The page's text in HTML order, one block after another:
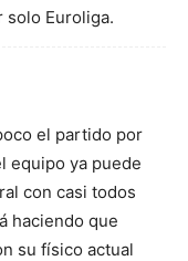
solo Euroliga.
el partido por
equipo ya puede
con casi todos
haciendo que
su físico actual